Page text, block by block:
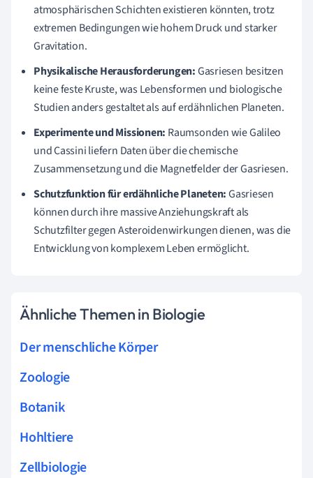
atmosphärischen Schichten existieren könnten, trotz
extremen Bedingungen wie hohem Druck und starker
Gravitation.
Physikalische Herausforderungen:Gasriesen besitzen
keine feste Kruste, was Lebensformen und biologische
Studien anders gestaltet als auf erdähnlichen Planeten.
Experimente und Missionen: Raumsonden wie Galileo
und Cassini liefern Daten über die chemische
Zusammensetzung und die Magnetfelder der Gasriesen.
Schutzfunktion für erdähnliche Planeten:Gasriesen
können durch ihre massive Anziehungskraft als
Schutzfilter gegen Asteroidenwirkungen dienen, was die
Entwicklung von komplexem Leben ermöglicht.
Ähnliche Themen in Biologie
Der menschliche Körper
Zoologie
Botanik
Hohltiere
Zellbiologie